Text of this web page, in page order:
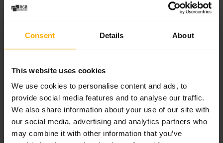
Consent Details About
This website uses cookies
We use cookies to personalise content and ads, to
provide social media features and to analyse our traffic.
We also share information about your use of our site with
our social media, advertising and analytics partners who
may combine it with other information that you’ve
une cause fréquente d’usure accélérée de
puissance, des borniers et des systèmes de
refroidissement. Le problème n’est alors pas le
choix du variateur en lui-même, mais le fait que
l’appareil fonctionne dans des conditions pour
lesquelles il n’a pas été préparé.
Appelez : +48 717 500 983